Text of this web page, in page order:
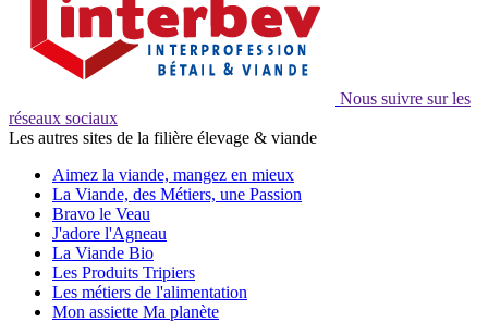
Nous suivre sur les
réseaux sociaux
Les autres sites de la filière élevage & viande
Aimez la viande, mangez en mieux
La Viande, des Métiers, une Passion
Bravo le Veau
J'adore l'Agneau
La Viande Bio
Les Produits Tripiers
Les métiers de l'alimentation
Mon assiette Ma planète